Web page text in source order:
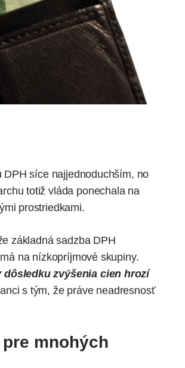
síce najjednoduchším, no
totiž vláda ponechala na
prostriedkami.
základná sadzba DPH
na nízkopríjmové skupiny.
zvýšenia cien hrozí
s tým, že práve neadresnosť
mnohých